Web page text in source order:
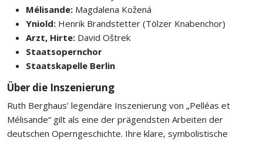
Mélisande: Magdalena Kožená
Yniold: Henrik Brandstetter (Tölzer Knabenchor)
Arzt, Hirte: David Oštrek
Staatsopernchor
Staatskapelle Berlin
Über die Inszenierung
Ruth Berghaus’ legendäre Inszenierung von „Pelléas et
Mélisande“ gilt als eine der prägendsten Arbeiten der
deutschen Operngeschichte. Ihre klare, symbolistische